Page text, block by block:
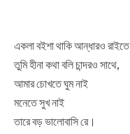
একলা বইশা থাকি আন্ধারও রাইতে
তুমি হীনা কথা বলি চান্দরও সাথে,
আমার চোখতে ঘুম নাই
মনেতে সুখ নাই
তারে বড় ভালোবাসি রে।